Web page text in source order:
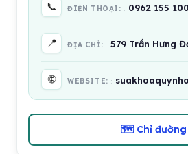
📞 ĐIỆN THOẠI: 0962 155 100
📍 ĐỊA CHỈ: 579 Trần Hưng
🌐 WEBSITE:
🗺 Chỉ đường